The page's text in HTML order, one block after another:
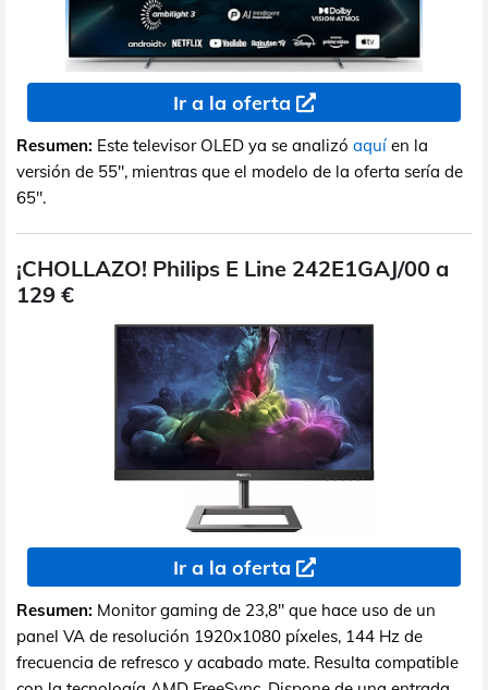
Ir a la oferta
Resumen: Este televisor OLED ya se analizó aquí en la
versión de 55", mientras que el modelo de la oferta sería de
65".
¡CHOLLAZO! Philips E Line 242E1GAJ/00 a
129 €
Ir a la oferta
Resumen: Monitor gaming de 23,8" que hace uso de un
panel VA de resolución 1920x1080 píxeles, 144 Hz de
frecuencia de refresco y acabado mate. Resulta compatible